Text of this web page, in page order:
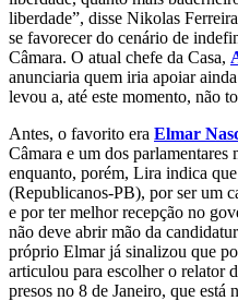
liberdade”, disse Nikolas
se favorecer do cenário de
Câmara. O atual chefe da Casa,
anunciaria quem iria apoiar
levou a, até este momento, não
Antes, o favorito era Elmar
Câmara e um dos
enquanto, porém, Lira indica
(Republicanos-PB), por ser um
e por ter melhor recepção no
não deve abrir mão da
próprio Elmar já sinalizou que
articulou para escolher o relator
presos no 8 de Janeiro, que está